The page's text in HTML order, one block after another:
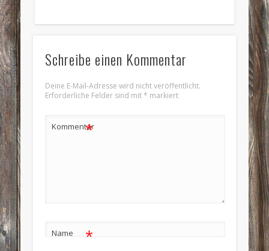
Schreibe einen Kommentar
Deine E-Mail-Adresse wird nicht veröffentlicht.
Erforderliche Felder sind mit* markiert
Kommentar
*
Name *